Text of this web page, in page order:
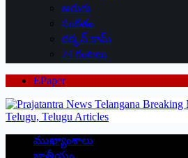
అరుగు
సంకేతం
దక్కన్.కామ్
24 గంటలు
EPaper
ముఖ్యాంశాలు
జాతీయం